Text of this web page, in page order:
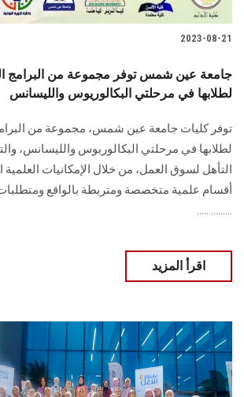
2023-08-21
جامعة عين شمس توفر مجموعة من البرامج
لطلابها في مرحلتي البكالوريوس والليسانس
توفر كليات جامعة عين شمس، مجموعة من
لطلابها في مرحلتي البكالوريوس والليسانس،
التأهل لسوق العمل، من خلال الإمكانيات العلمية
أقسام علمية متخصصة ومتربطة بالواقع
......... .....
اقرأ المزيد